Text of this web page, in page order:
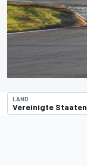
LAND
Vereinigte Staaten